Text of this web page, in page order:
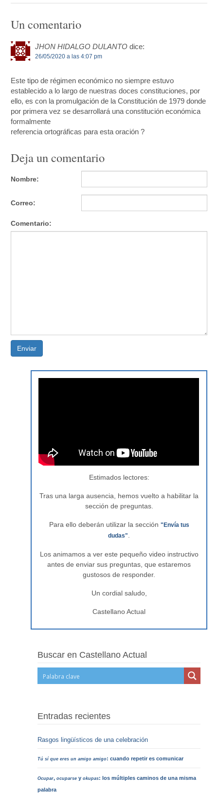
Un comentario
JHON HIDALGO DULANTO dice:
26/05/2020 a las 4:07 pm
Este tipo de régimen económico no siempre estuvo
establecido a lo largo de nuestras doces constituciones, por
ello, es con la promulgación de la Constitución de 1979 donde
por primera vez se desarrollará una constitución económica
formalmente
referencia ortográficas para esta oración ?
Deja un comentario
Nombre:
Correo:
Comentario:
Enviar
Estimados lectores:
Tras una larga ausencia, hemos vuelto a habilitar la
sección de preguntas.
Para ello deberán utilizar la sección "Envía tus
dudas".
Los animamos a ver este pequeño video instructivo
antes de enviar sus preguntas, que estaremos
gustosos de responder.
Un cordial saludo,
Castellano Actual
Buscar en Castellano Actual
Entradas recientes
Rasgos lingüísticos de una celebración
Tú sí que eres un amigo amigo: cuando repetir es comunicar
Ocupar,ocuparse yokupas: los múltiples caminos de una misma
palabra